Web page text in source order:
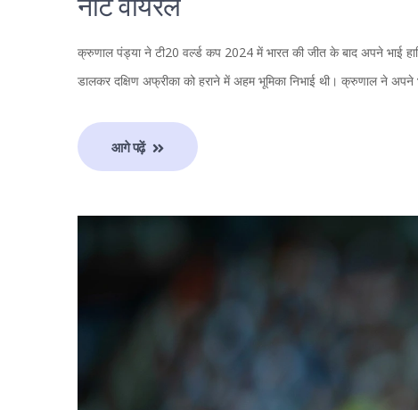
नोट वायरल
क्रुणाल पंड्या ने टी20 वर्ल्ड कप 2024 में भारत की जीत के बाद अपने भाई
डालकर दक्षिण अफ्रीका को हराने में अहम भूमिका निभाई थी। क्रुणाल ने
आगे पढ़ें